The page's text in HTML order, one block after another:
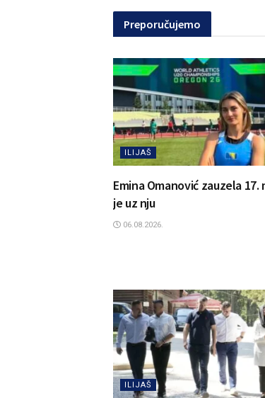
Preporučujemo
ILIJAŠ
Emina Omanović zauzela
je uz nju
06.08.2026.
ILIJAŠ